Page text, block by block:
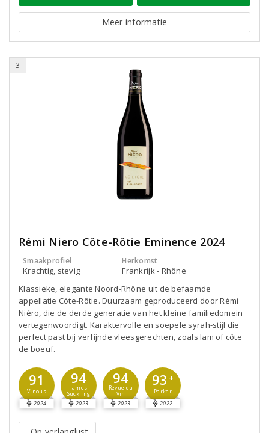
Meer informatie
3
Rémi Niero Côte-Rôtie Eminence 2024
Smaakprofiel
Krachtig, stevig
Herkomst
Frankrijk - Rhône
Klassieke, elegante Noord-Rhône uit de befaamde
appellatie Côte-Rôtie. Duurzaam geproduceerd door Rémi
Niéro, die de derde generatie van het kleine familiedomein
vertegenwoordigt. Karaktervolle en soepele syrah-stijl die
perfect past bij verfijnde vleesgerechten, zoals lam of côte
de boeuf.
91
Vinous
2024
94
James
Suckling
2023
94
Revue du
Vin
2023
93 +
Parker
2022